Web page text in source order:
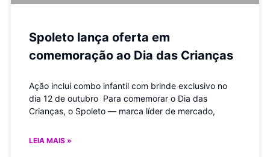
Spoleto lança oferta em
comemoração ao Dia das Crianças
Ação inclui combo infantil com brinde exclusivo no
dia 12 de outubro Para comemorar o Dia das
Crianças, o Spoleto — marca líder de mercado,
LEIA MAIS »